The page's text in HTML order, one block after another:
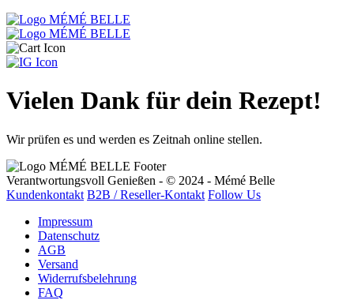
Vielen Dank für dein Rezept!
Wir prüfen es und werden es Zeitnah online stellen.
Verantwortungsvoll Genießen - © 2024 - Mémé Belle
Kundenkontakt B2B / Reseller-Kontakt Follow Us
Impressum
Datenschutz
AGB
Versand
Widerrufsbelehrung
FAQ